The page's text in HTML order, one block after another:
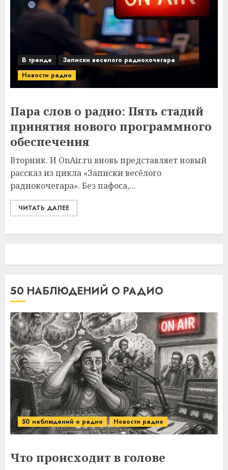
В тренде
Записки веселого радиокочегара
Новости радио
Пара слов о радио: Пять стадий
принятия нового программного
обеспечения
Вторник. И OnAir.ru вновь представляет новый
рассказ из цикла «Записки весёлого
радиокочегара». Без пафоса,...
ЧИТАТЬ ДАЛЕЕ
50 НАБЛЮДЕНИЙ О РАДИО
50 наблюдений о радио Новости радио
Что происходит в голове